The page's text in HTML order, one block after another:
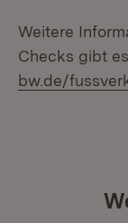
Weitere
Checks gibt
bw.de/